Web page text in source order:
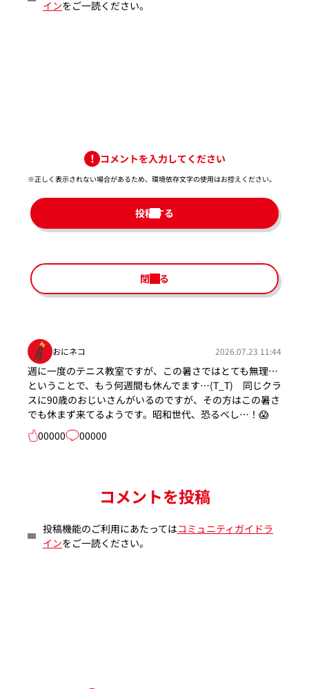
インをご一読ください。
コメントを入力してください
※正しく表示されない場合があるため、環境依存文字の使用はお控えください。​
投稿する
閉じる
おにネコ 2026.07.23 11:44
週に一度のテニス教室ですが、この暑さではとても無理…
ということで、もう何週間も休んでます…(T_T) 同じクラ
スに90歳のおじいさんがいるのですが、その方はこの暑さ
でも休まず来てるようです。昭和世代、恐るべし…！😱
00000
00000
コメントを投稿
投稿機能のご利用にあたってはコミュニティガイドラ
インをご一読ください。